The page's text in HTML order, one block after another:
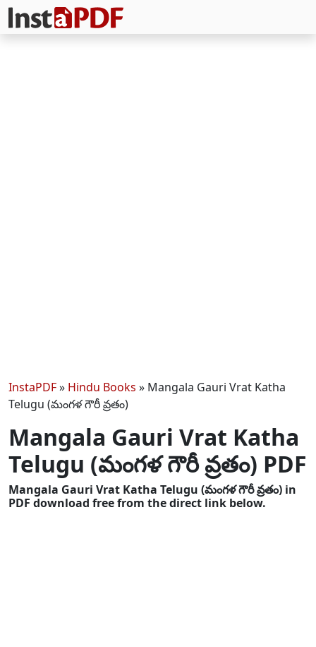
InstaPDF» Hindu Books » Mangala Gauri Vrat Katha
Telugu (మంగళ గౌరీ వ్రతం)
Mangala Gauri Vrat Katha
Telugu (మంగళ గౌరీ వ్రతం) PDF
Mangala Gauri Vrat Katha Telugu (మంగళ గౌరీ వ్రతం) in
PDF download free from the direct link below.